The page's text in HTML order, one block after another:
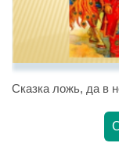
Сказка ложь, да в